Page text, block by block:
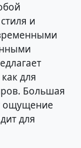
и
для
Большая
ощущение
для